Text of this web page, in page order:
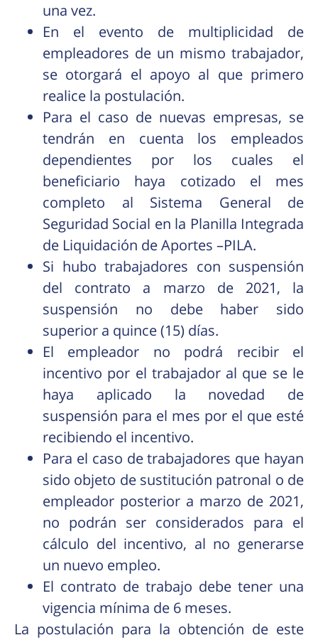
una vez.
En el evento de multiplicidad de
empleadores de un mismo trabajador,
se otorgará el apoyo al que primero
realice la postulación.
Para el caso de nuevas empresas, se
tendrán en cuenta los empleados
dependientes por los cuales el
beneficiario haya cotizado el mes
completo al Sistema General de
Seguridad Social en la Planilla Integrada
de Liquidación de Aportes –PILA.
Si hubo trabajadores con suspensión
del contrato a marzo de 2021, la
suspensión no debe haber sido
superior a quince (15) días.
El empleador no podrá recibir el
incentivo por el trabajador al que se le
haya aplicado la novedad de
suspensión para el mes por el que esté
recibiendo el incentivo.
Para el caso de trabajadores que hayan
sido objeto de sustitución patronal o de
empleador posterior a marzo de 2021,
no podrán ser considerados para el
cálculo del incentivo, al no generarse
un nuevo empleo.
El contrato de trabajo debe tener una
vigencia mínima de 6 meses.
La postulación para la obtención de este